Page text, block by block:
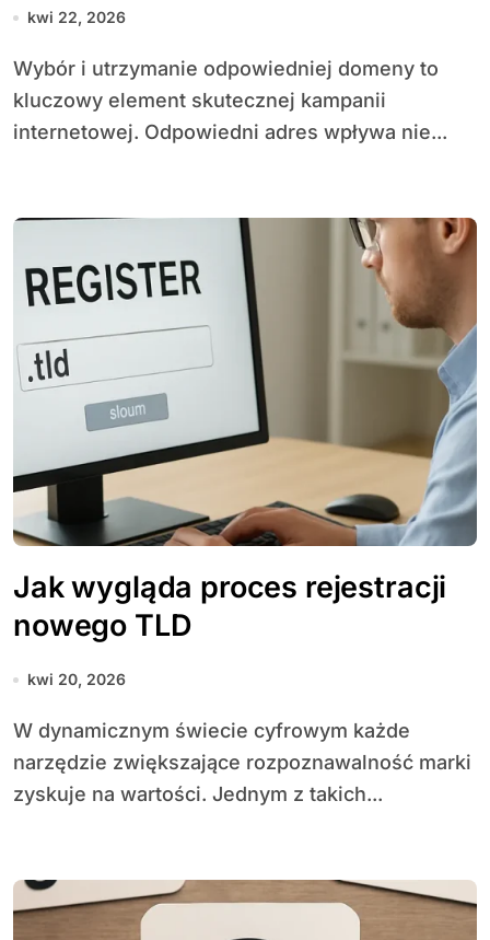
kwi 22, 2026
Wybór i utrzymanie odpowiedniej domeny to
kluczowy element skutecznej kampanii
internetowej. Odpowiedni adres wpływa nie...
Jak wygląda proces rejestracji
nowego TLD
kwi 20, 2026
W dynamicznym świecie cyfrowym każde
narzędzie zwiększające rozpoznawalność marki
zyskuje na wartości. Jednym z takich...